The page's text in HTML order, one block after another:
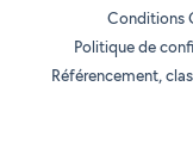
Conditions
Politique de
Référencement,